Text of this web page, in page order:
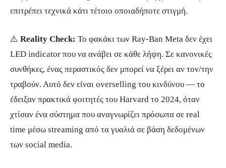
επιτρέπει τεχνικά κάτι τέτοιο οποιαδήποτε στιγμή.
⚠️ Reality Check: Το φακάκι των Ray-Ban Meta δεν έχει
LED indicator που να ανάβει σε κάθε λήψη. Σε κανονικές
συνθήκες, ένας περαστικός δεν μπορεί να ξέρει αν τον/την
τραβούν. Αυτό δεν είναι overselling του κινδύνου — το
έδειξαν πρακτικά φοιτητές του Harvard το 2024, όταν
χτίσαν ένα σύστημα που αναγνωρίζει πρόσωπα σε real
time μέσω streaming από τα γυαλιά σε βάση δεδομένων
των social media.